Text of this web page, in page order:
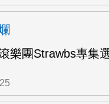
樂團Strawbs專集